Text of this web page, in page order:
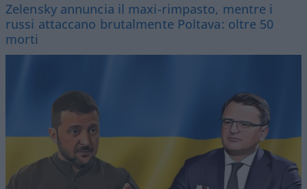
Zelensky annuncia il maxi-rimpasto, mentre i
russi attaccano brutalmente Poltava: oltre 50
morti